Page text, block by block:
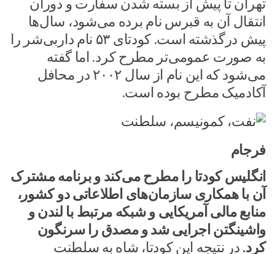
تهران تا پیش از بسته شدن سفارت و دوران
انتقال آن به قبرس نام برده می‌شود، سال‌ها
پیش درگذشته است. کودتای ۵۳ نام داربی‌شر را
به صورت عمومی‌تر مطرح کرد. اما گفته
می‌شود که این نام از سال ۲۰۰۲ در محافل
آکادمیک مطرح بوده است.
فرجام
انگلیس کودتا را مطرح می‌کند و برنامه مشترک
آن با همکاری سازمان‌های اطلاعاتی دو کشور،
منابع مالی آمریکایی و شبکه مرتبط با لندن و
واشینگتن اجرایی شد و مصدق را سرنگون
کرد. در نتیجه این کودتا، شاه به سلطنت